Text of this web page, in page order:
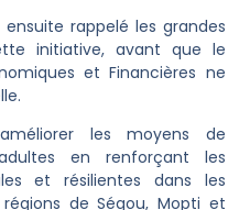
rappelé les grandes
initiative, avant que le
et Financières ne
les moyens de
en renforçant les
et résilientes dans les
de Ségou, Mopti et